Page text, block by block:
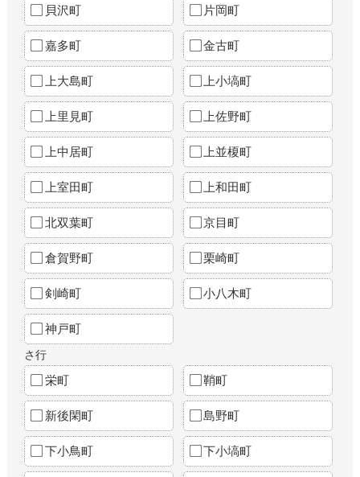
貝沢町 片岡町
嘉多町 金古町
上大島町 上小塙町
上里見町 上佐野町
上中居町 上並榎町
上室田町 上和田町
北双葉町 京目町
倉賀野町 栗崎町
剣崎町 小八木町
神戸町
さ行
栄町 鞘町
新後閑町 島野町
下小鳥町 下小塙町